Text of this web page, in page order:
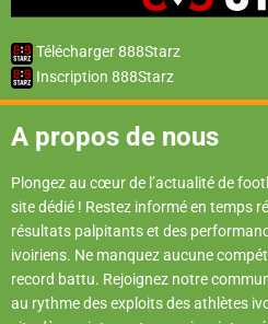
Télécharger 888Starz
Inscription 888Starz
A propos de nous
Plongez au cœur de l’actualité de
site dédié ! Restez informé en temps
résultats palpitants et des
ivoiriens. Ne manquez aucune
record battu. Rejoignez notre
au rythme des exploits des athlètes